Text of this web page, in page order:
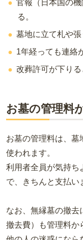
官報（日本国の
る。
墓地に立て札や
1年経っても連絡
改葬許可が下り
お墓の管理料
お墓の管理料は、墓
使われます。
利用者全員が気持ち
で、きちんと支払い
なお、無縁墓の撤去
撤去費）も管理料か